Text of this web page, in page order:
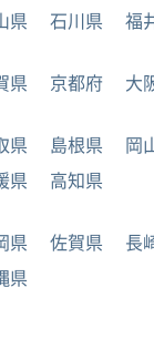
県 石川県 福
県 京都府 大
県 島根県 岡
県
高知県
県 佐賀県 長
県